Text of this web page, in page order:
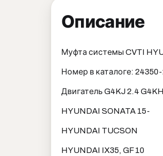
Описание
Муфта системы CVTI
Номер в каталоге:
Двигатель G4KJ 2.4
HYUNDAI SONATA 15-
HYUNDAI TUCSON
HYUNDAI IX35, GF 10